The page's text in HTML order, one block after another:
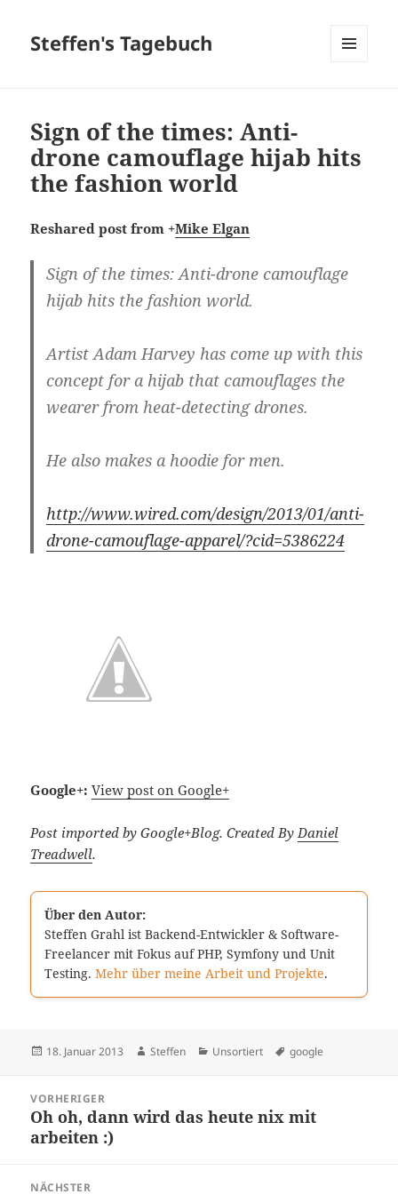
Steffen's Tagebuch
Sign of the times: Anti-
drone camouflage hijab hits
the fashion world
Reshared post from +Mike Elgan
Sign of the times: Anti-drone camouflage
hijab hits the fashion world.
Artist Adam Harvey has come up with this
concept for a hijab that camouflages the
wearer from heat-detecting drones.
He also makes a hoodie for men.
http://www.wired.com/design/2013/01/anti-
drone-camouflage-apparel/?cid=5386224
Google+: View post on Google+
Post imported by Google+Blog. Created ByDaniel
Treadwell.
Über den Autor:
Steffen Grahl ist Backend-Entwickler & Software-
Freelancer mit Fokus auf PHP, Symfony und Unit
Testing.Mehr über meine Arbeit und Projekte.
Veröffentlicht
18. Januar 2013 Autor
Steffen Kategorien
Unsortiert Schlagwörter
google
VORHERIGER
Vorheriger
Beitrag:
Oh oh, dann wird das heute nix mit
arbeiten :)
NÄCHSTER